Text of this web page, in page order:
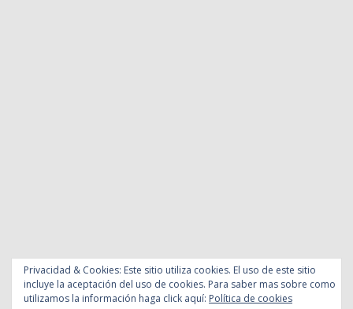
Privacidad & Cookies: Este sitio utiliza cookies. El uso de este sitio
incluye la aceptación del uso de cookies. Para saber mas sobre como
utilizamos la información haga click aquí: Política de cookies